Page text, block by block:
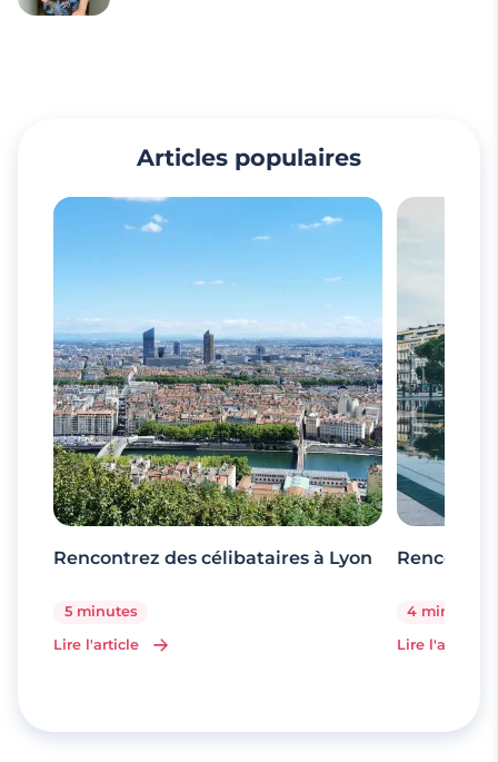
Articles populaires
Rencontrez des célibataires à Lyon
5 minutes
Lire l'article
4 minutes
Lire l'article